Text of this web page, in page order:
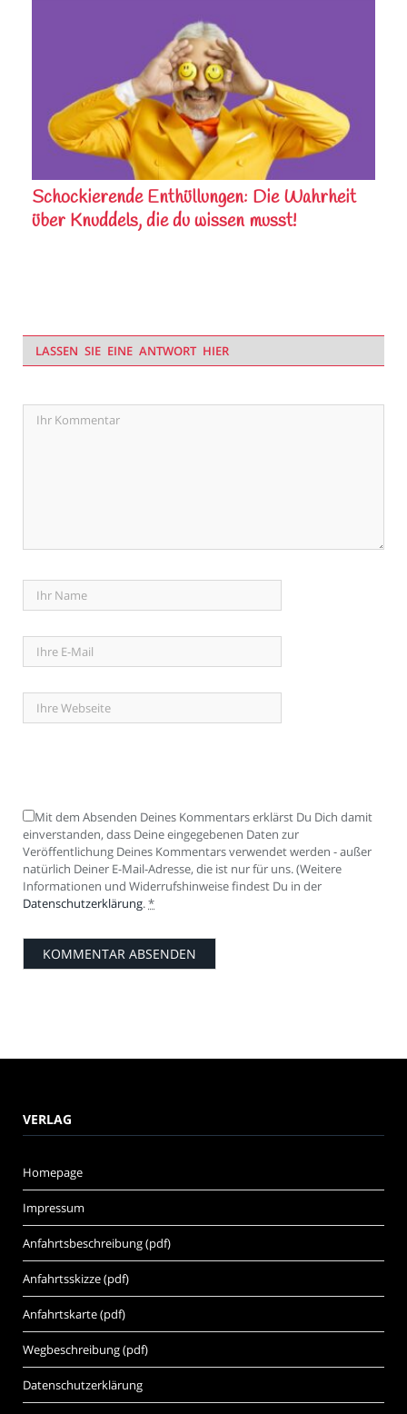
Schockierende Enthüllungen: Die Wahrheit
über Knuddels, die du wissen musst!
LASSEN SIE EINE ANTWORT HIER
Mit dem Absenden Deines Kommentars erklärst Du Dich damit
einverstanden, dass Deine eingegebenen Daten zur
Veröffentlichung Deines Kommentars verwendet werden - außer
natürlich Deiner E-Mail-Adresse, die ist nur für uns. (Weitere
Informationen und Widerrufshinweise findest Du in der
Datenschutzerklärung.*
VERLAG
Homepage
Impressum
Anfahrtsbeschreibung (pdf)
Anfahrtsskizze (pdf)
Anfahrtskarte (pdf)
Wegbeschreibung (pdf)
Datenschutzerklärung